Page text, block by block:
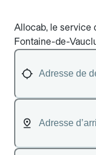
Allocab, le service
Fontaine-de-